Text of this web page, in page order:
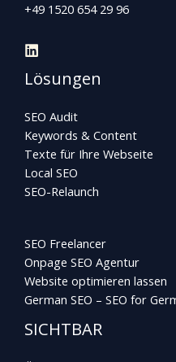
+49 1520 654 29 96
Lösungen
SEO Audit
Keywords & Content
Texte für Ihre Webseite
Local SEO
SEO-Relaunch
SEO Freelancer
Onpage SEO Agentur
Website optimieren lassen
German SEO – SEO for
SICHTBAR